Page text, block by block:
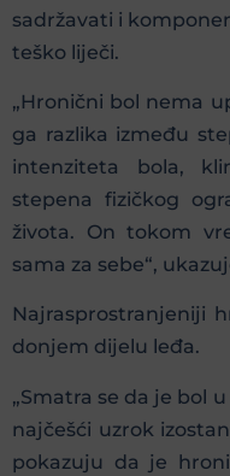
sadržavati i
teško liječi.
„Hronični bol nema
ga razlika između
intenziteta bola,
stepena fizičkog
života. On tokom
sama za sebe“,
Najrasprostranjeniji
donjem dijelu leđa.
„Smatra se da je bol
najčešći uzrok
pokazuju da je